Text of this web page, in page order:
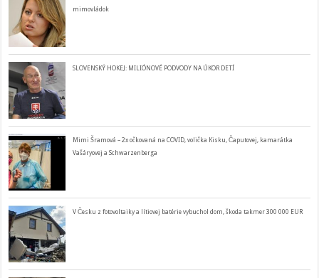
mimovládok
SLOVENSKÝ HOKEJ: MILIÓNOVÉ PODVODY NA ÚKOR DETÍ
Mimi Šramová – 2x očkovaná na COVID, volička Kisku, Čaputovej, kamarátka
Vašáryovej a Schwarzenberga
V Česku z fotovoltaiky a lítiovej batérie vybuchol dom, škoda takmer 300 000 EUR